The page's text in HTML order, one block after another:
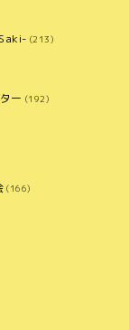
(213)
ー (192)
(166)